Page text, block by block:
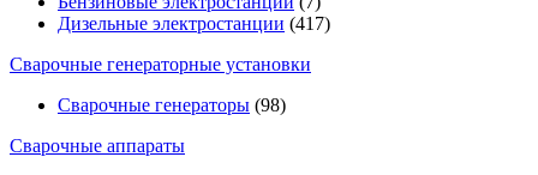
Дизельные электростанции (417)
Сварочные генераторные установки
Сварочные генераторы (98)
Сварочные аппараты